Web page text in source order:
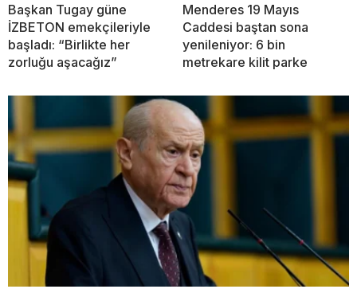
Başkan Tugay güne
İZBETON emekçileriyle
başladı: “Birlikte her
zorluğu aşacağız”
Menderes 19 Mayıs
Caddesi baştan sona
yenileniyor: 6 bin
metrekare kilit parke